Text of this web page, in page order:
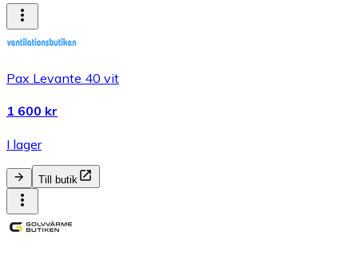
Pax Levante 40 vit
1 600 kr
I lager
Till butik